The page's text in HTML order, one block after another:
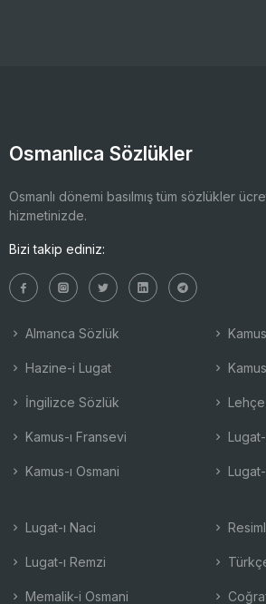
Osmanlıca Sözlükler
Osmanlı dönemi basılmış tüm sözlükler
hizmetinizde.
Bizi takip ediniz:
Almanca Sözlük
Hazine-i Lugat
İngilizce Sözlük
Kamus-ı Fransevi
Kamus-ı Osmani
Lugat-ı Naci
Lugat-ı Remzi
Memalik-i Osmani